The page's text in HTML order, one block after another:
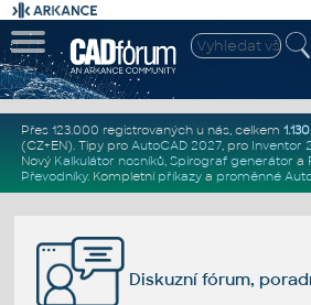
Přes 123.000 registrovaných u nás, celkem
(CZ+EN). Tipy pro AutoCAD 2027, pro Inventor
Nový Kalkulátor nosníků, Spirograf generátor a
Převodníky. Kompletní příkazya proměnné
Diskuzní fórum,